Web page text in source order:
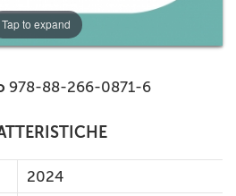
Tap to expand
978-88-266-0871-6
2024